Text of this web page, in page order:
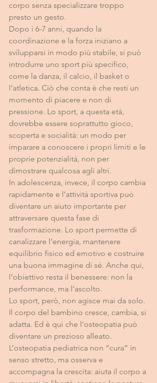
corpo senza specializzare troppo
presto un gesto.
Dopo i 6-7 anni, quando la
coordinazione e la forza iniziano a
svilupparsi in modo più stabile, si può
introdurre uno sport più specifico,
come la danza, il calcio, il basket o
l’atletica. Ciò che conta è che resti un
momento di piacere e non di
pressione. Lo sport, a questa età,
dovrebbe essere soprattutto gioco,
scoperta e socialità: un modo per
imparare a conoscere i propri limiti e le
proprie potenzialità, non per
dimostrare qualcosa agli altri.
In adolescenza, invece, il corpo cambia
rapidamente e l’attività sportiva può
diventare un aiuto importante per
attraversare questa fase di
trasformazione. Lo sport permette di
canalizzare l’energia, mantenere
equilibrio fisico ed emotivo e costruire
una buona immagine di sé. Anche qui,
l’obiettivo resta il benessere: non la
performance, ma l’ascolto.
Lo sport, però, non agisce mai da solo.
Il corpo del bambino cresce, cambia, si
adatta. Ed è qui che l’osteopatia può
diventare un prezioso alleato.
L’osteopatia pediatrica non “cura” in
senso stretto, ma osserva e
accompagna la crescita: aiuta il corpo a